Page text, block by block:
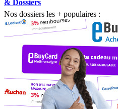
& Dossiers
Nos dossiers les + populaires :